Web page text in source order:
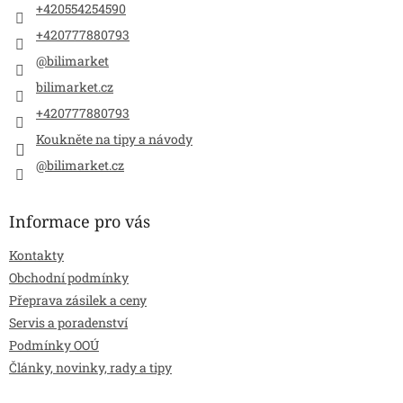
+420554254590
+420777880793
@bilimarket
bilimarket.cz
+420777880793
Koukněte na tipy a návody
@bilimarket.cz
Informace pro vás
Kontakty
Obchodní podmínky
Přeprava zásilek a ceny
Servis a poradenství
Podmínky OOÚ
Články, novinky, rady a tipy